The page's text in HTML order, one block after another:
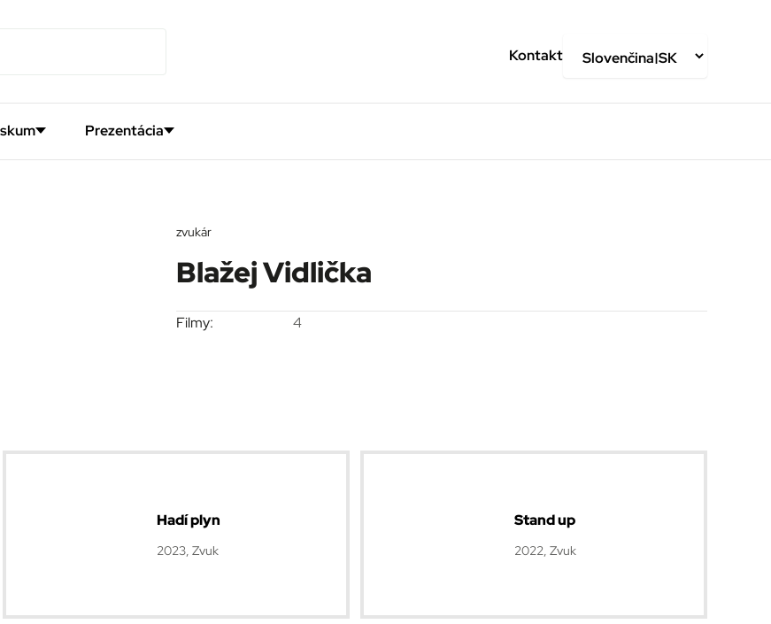
Prezentácia
Kontakt
zvukár
Blažej Vidlička
Filmy: 4
Hadí plyn
2023, Zvuk
Stand up
2022, Zvuk